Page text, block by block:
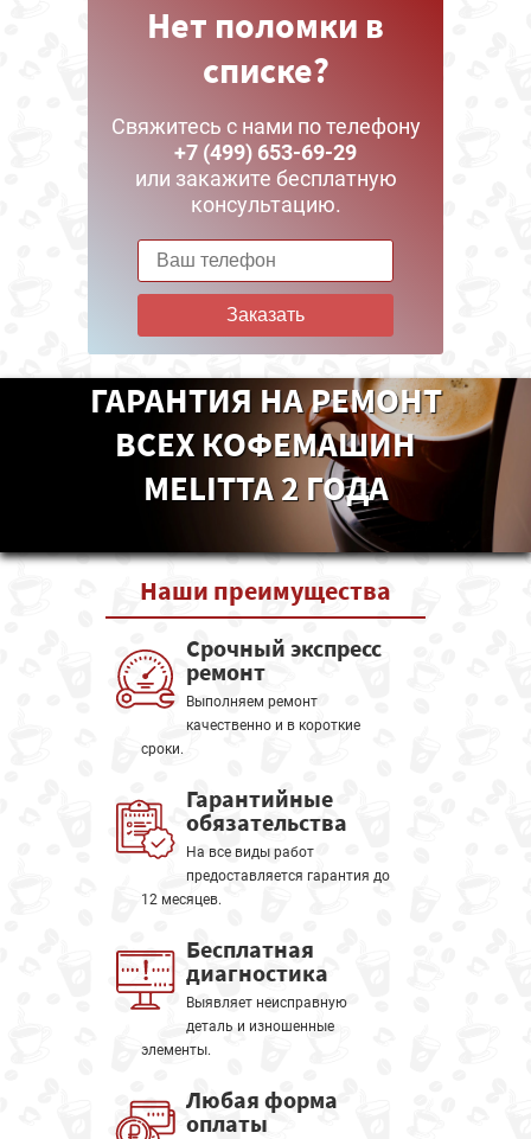
Нет поломки в
списке?
Свяжитесь с нами по телефону
+7 (499) 653-69-29
или закажите бесплатную
консультацию.
Заказать
ГАРАНТИЯ НА РЕМОНТ
ВСЕХ КОФЕМАШИН
MELITTA 2 ГОДА
Наши преимущества
Срочный экспресс
ремонт
Выполняем ремонт
качественно и в короткие
сроки.
Гарантийные
обязательства
На все виды работ
предоставляется гарантия до
12 месяцев.
Бесплатная
диагностика
Выявляет неисправную
деталь и изношенные
элементы.
Любая форма
оплаты